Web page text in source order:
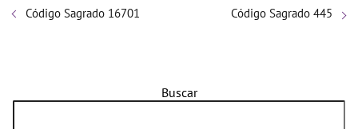
Código Sagrado 16701 Código Sagrado 445
Buscar